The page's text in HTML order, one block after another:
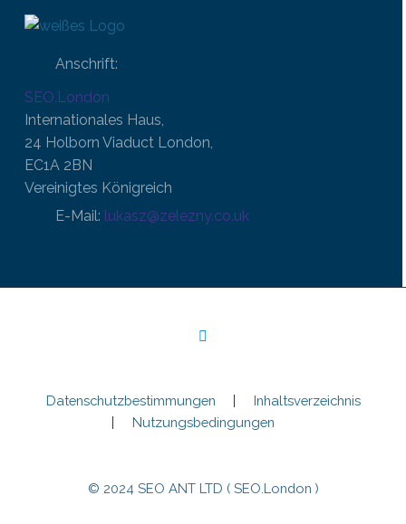
Anschrift:
SEO.London
Internationales Haus,
24 Holborn Viaduct London,
EC1A 2BN
Vereinigtes Königreich
E-Mail: lukasz@zelezny.co.uk
Datenschutzbestimmungen
Inhaltsverzeichnis
Nutzungsbedingungen
© 2024 SEO ANT LTD ( SEO.London )